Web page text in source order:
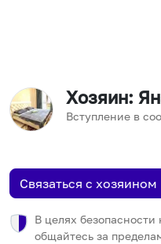
Хозяин:
Вступление в
Связаться с хозяином
В целях
общайтесь за